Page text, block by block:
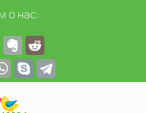
о нас: